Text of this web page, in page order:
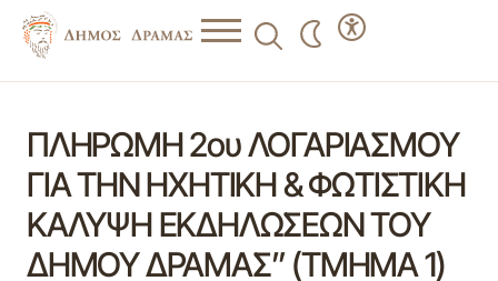
ΠΛΗΡΩΜΗ 2ου ΛΟΓΑΡΙΑΣΜΟΥ
ΓΙΑ ΤΗΝ ΗΧΗΤΙΚΗ & ΦΩΤΙΣΤΙΚΗ
ΚΑΛΥΨΗ ΕΚΔΗΛΩΣΕΩΝ ΤΟΥ
ΔΗΜΟΥ ΔΡΑΜΑΣ” (ΤΜΗΜΑ 1)